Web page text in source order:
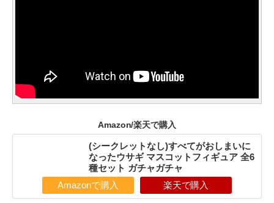
Amazon/楽天で購入
(シークレットなし)すべてがおしまいに
なったウサギ マスコットフィギュア 全6
種セット ガチャガチャ
Amazonで購入 楽天で購入